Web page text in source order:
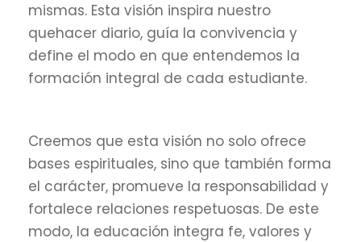
mismas. Esta visión inspira nuestro
quehacer diario, guía la convivencia y
define el modo en que entendemos la
formación integral de cada estudiante.
Creemos que esta visión no solo ofrece
bases espirituales, sino que también forma
el carácter, promueve la responsabilidad y
fortalece relaciones respetuosas. De este
modo, la educación integra fe, valores y